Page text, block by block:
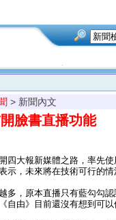
> 新聞內文
開臉書直播功能
四大報新媒體之路，率先
示，未來將在技術可行的
多，原本直播只有藍勾勾
自由》目前還沒有想到可